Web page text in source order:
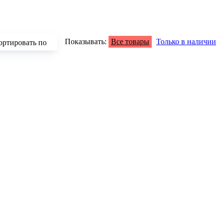
по Показывать: Все товары Только в наличии